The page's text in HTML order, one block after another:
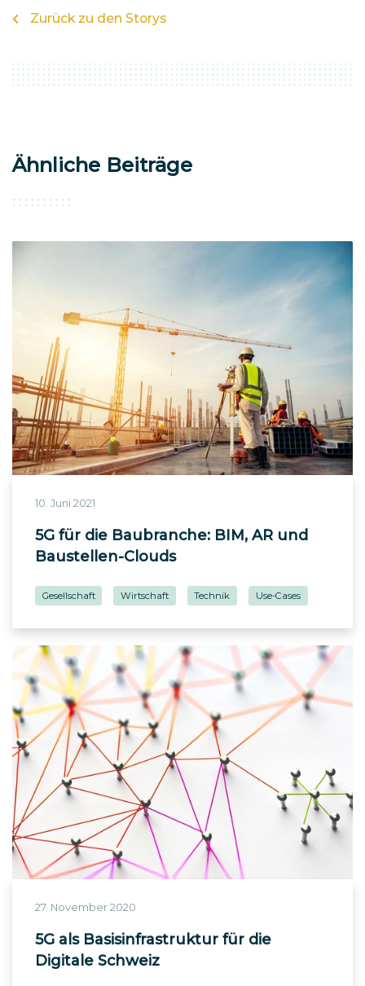
Zurück zu den Storys
Ähnliche Beiträge
10. Juni 2021
5G für die Baubranche: BIM, AR und
Baustellen-Clouds
Gesellschaft Wirtschaft Technik Use-Cases
27. November 2020
5G als Basisinfrastruktur für die
Digitale Schweiz